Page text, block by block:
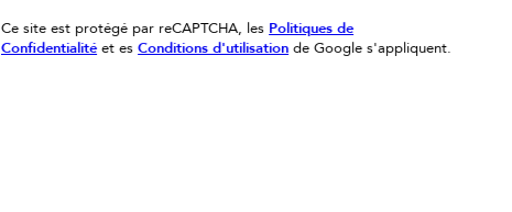
Ce site est protégé par reCAPTCHA, les Politiques de
Confidentialitéet es Conditions d'utilisation de Google s'appliquent.